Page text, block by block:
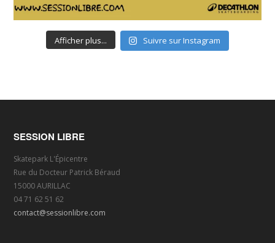
Afficher plus... Suivre sur Instagram
SESSION LIBRE
Skatepark L'Épicentre
Rue du Docteur Patrick Béraud
15000 AURILLAC
04 71 62 51 62
contact@sessionlibre.com